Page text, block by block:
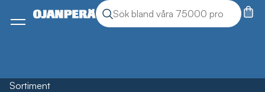
Sök produkter
Sök
Meny
Sortiment